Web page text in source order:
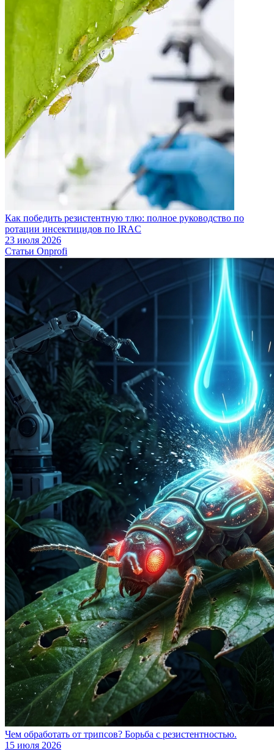
Как победить резистентную тлю: полное руководство по
ротации инсектицидов по IRAC
23 июля 2026
Статьи Onprofi
Чем обработать от трипсов? Борьба с резистентностью.
15 июля 2026